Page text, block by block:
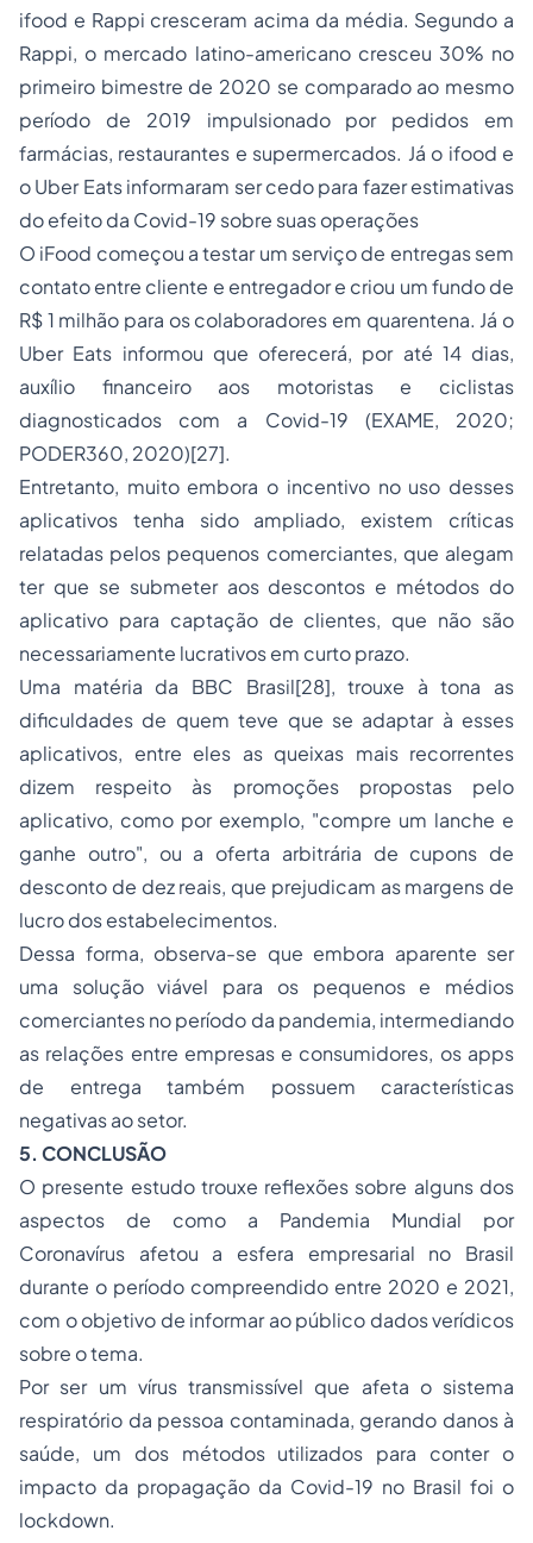
ifood e Rappi cresceram acima da média. Segundo a
Rappi, o mercado latino-americano cresceu 30% no
primeiro bimestre de 2020 se comparado ao mesmo
período de 2019 impulsionado por pedidos em
farmácias, restaurantes e supermercados. Já o ifood e
o Uber Eats informaram ser cedo para fazer estimativas
do efeito da Covid-19 sobre suas operações
O iFood começou a testar um serviço de entregas sem
contato entre cliente e entregador e criou um fundo de
R$ 1 milhão para os colaboradores em quarentena. Já o
Uber Eats informou que oferecerá, por até 14 dias,
auxílio financeiro aos motoristas e ciclistas
diagnosticados com a Covid-19 (EXAME, 2020;
PODER360, 2020)[27].
Entretanto, muito embora o incentivo no uso desses
aplicativos tenha sido ampliado, existem críticas
relatadas pelos pequenos comerciantes, que alegam
ter que se submeter aos descontos e métodos do
aplicativo para captação de clientes, que não são
necessariamente lucrativos em curto prazo.
Uma matéria da BBC Brasil[28], trouxe à tona as
dificuldades de quem teve que se adaptar à esses
aplicativos, entre eles as queixas mais recorrentes
dizem respeito às promoções propostas pelo
aplicativo, como por exemplo, "compre um lanche e
ganhe outro", ou a oferta arbitrária de cupons de
desconto de dez reais, que prejudicam as margens de
lucro dos estabelecimentos.
Dessa forma, observa-se que embora aparente ser
uma solução viável para os pequenos e médios
comerciantes no período da pandemia, intermediando
as relações entre empresas e consumidores, os apps
de entrega também possuem características
negativas ao setor.
5. CONCLUSÃO
O presente estudo trouxe reflexões sobre alguns dos
aspectos de como a Pandemia Mundial por
Coronavírus afetou a esfera empresarial no Brasil
durante o período compreendido entre 2020 e 2021,
com o objetivo de informar ao público dados verídicos
sobre o tema.
Por ser um vírus transmissível que afeta o sistema
respiratório da pessoa contaminada, gerando danos à
saúde, um dos métodos utilizados para conter o
impacto da propagação da Covid-19 no Brasil foi o
lockdown.